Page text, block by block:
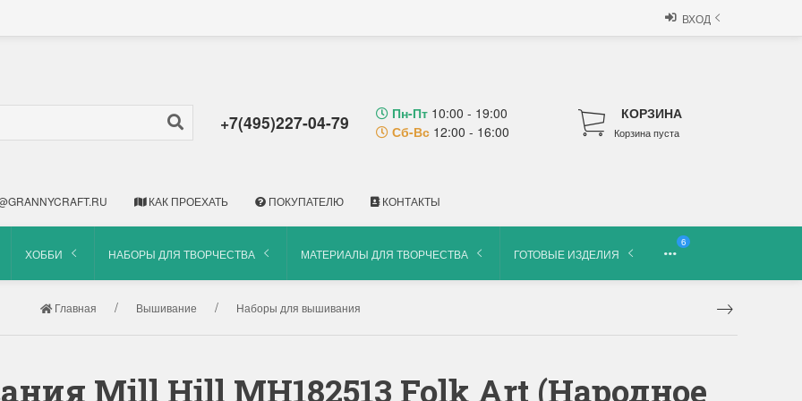
ВХОД
+7(495)227-04-79 Пн-Пт 10:00 - 19:00
Сб-Вс 12:00 - 16:00
КОРЗИНА
Корзина пуста
КАК ПРОЕХАТЬ ПОКУПАТЕЛЮ КОНТАКТЫ
ХОББИ НАБОРЫ ДЛЯ ТВОРЧЕСТВА МАТЕРИАЛЫ ДЛЯ ТВОРЧЕСТВА ГОТОВЫЕ ИЗДЕЛИЯ
6
Главная Вышивание Наборы для вышивания
Mill Hill MH182513 Folk Art (Народное